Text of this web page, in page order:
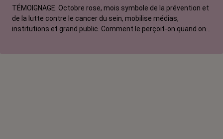
TÉMOIGNAGE. Octobre rose, mois symbole de la prévention et
de la lutte contre le cancer du sein, mobilise médias,
institutions et grand public. Comment le perçoit-on quand on